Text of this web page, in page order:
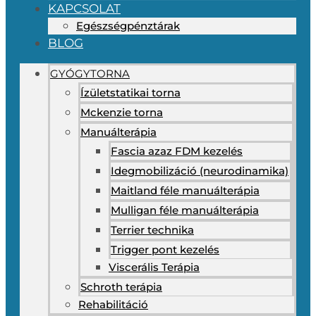
KAPCSOLAT
Egészségpénztárak
BLOG
GYÓGYTORNA
Ízületstatikai torna
Mckenzie torna
Manuálterápia
Fascia azaz FDM kezelés
Idegmobilizáció (neurodinamika)
Maitland féle manuálterápia
Mulligan féle manuálterápia
Terrier technika
Trigger pont kezelés
Viscerális Terápia
Schroth terápia
Rehabilitáció